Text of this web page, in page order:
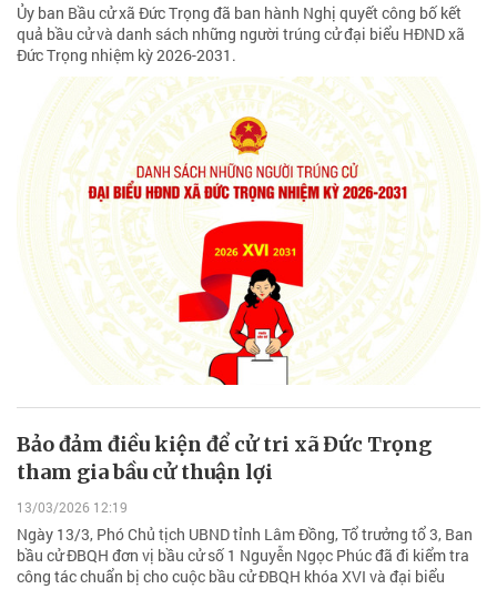
Ủy ban Bầu cử xã Đức Trọng đã ban hành Nghị quyết công bố kết
quả bầu cử và danh sách những người trúng cử đại biểu HĐND xã
Đức Trọng nhiệm kỳ 2026-2031.
Bảo đảm điều kiện để cử tri xã Đức Trọng
tham gia bầu cử thuận lợi
13/03/2026 12:19
Ngày 13/3, Phó Chủ tịch UBND tỉnh Lâm Đồng, Tổ trưởng tổ 3, Ban
bầu cử ĐBQH đơn vị bầu cử số 1 Nguyễn Ngọc Phúc đã đi kiểm tra
công tác chuẩn bị cho cuộc bầu cử ĐBQH khóa XVI và đại biểu